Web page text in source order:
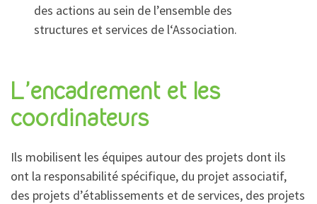
des actions au sein de l’ensemble des
structures et services de l‘Association.
L’encadrement et les
coordinateurs
Ils mobilisent les équipes autour des projets dont ils
ont la responsabilité spécifique, du projet associatif,
des projets d’établissements et de services, des projets